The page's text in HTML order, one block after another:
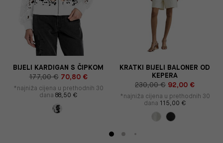
BIJELI KARDIGAN S ČIPKOM
177,00 € 70,80 €
*najniža cijena u prethodnih 30
dana 88,50 €
KRATKI BIJELI BALONER OD
KEPERA
230,00 € 92,00 €
*najniža cijena u prethodnih 30
dana 115,00 €